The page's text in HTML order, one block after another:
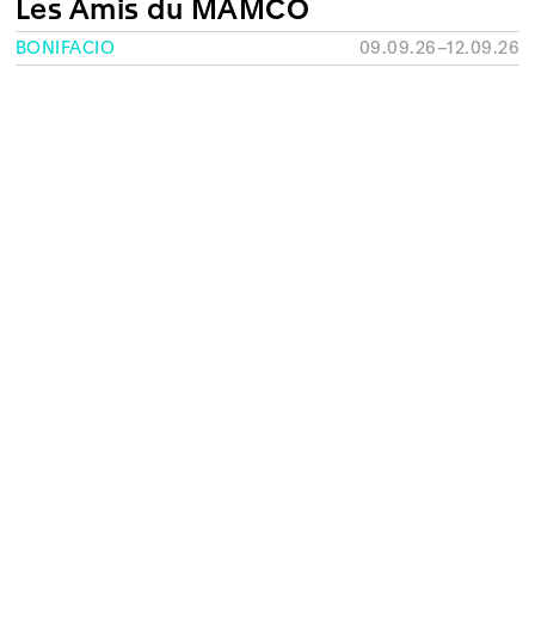
Les Amis du MAMCO
BONIFACIO 09.09.26–12.09.26